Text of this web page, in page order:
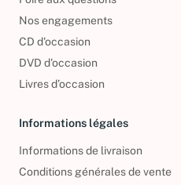
Nos engagements
CD d'occasion
DVD d'occasion
Livres d’occasion
Informations légales
Informations de livraison
Conditions générales de vente